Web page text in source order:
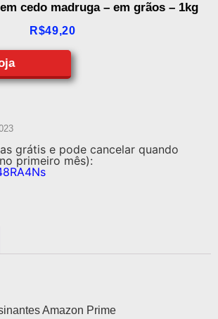
cedo madruga – em grãos – 1kg
R$49,20
grátis e pode cancelar quando
primeiro mês):
Amazon Prime